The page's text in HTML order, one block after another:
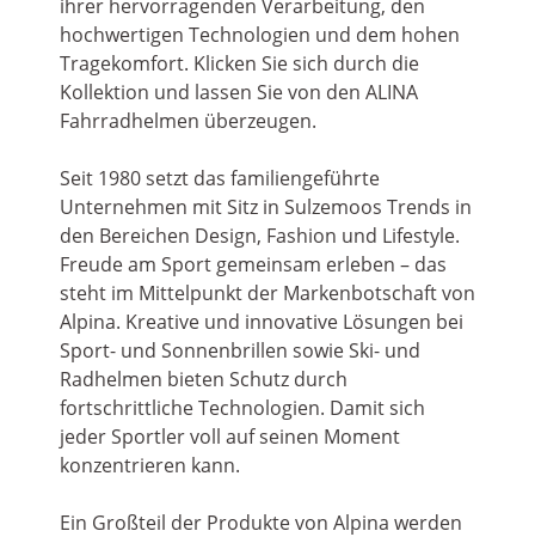
ihrer hervorragenden Verarbeitung, den
hochwertigen Technologien und dem hohen
Tragekomfort. Klicken Sie sich durch die
Kollektion und lassen Sie von den ALINA
Fahrradhelmen überzeugen.
Seit 1980 setzt das familiengeführte
Unternehmen mit Sitz in Sulzemoos Trends in
den Bereichen Design, Fashion und Lifestyle.
Freude am Sport gemeinsam erleben – das
steht im Mittelpunkt der Markenbotschaft von
Alpina. Kreative und innovative Lösungen bei
Sport- und Sonnenbrillen sowie Ski- und
Radhelmen bieten Schutz durch
fortschrittliche Technologien. Damit sich
jeder Sportler voll auf seinen Moment
konzentrieren kann.
Ein Großteil der Produkte von Alpina werden